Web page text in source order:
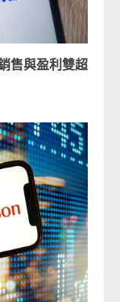
售與盈利雙超